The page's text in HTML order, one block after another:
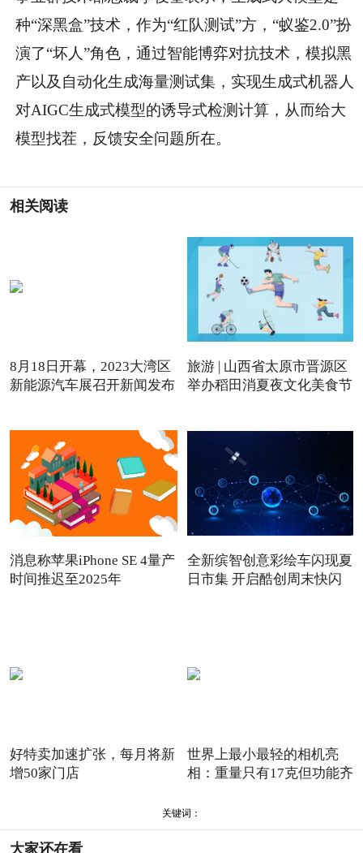
种“深黑盒”技术，作为“红队测试”方，“蚁鉴2.0”扮
演了“坏人”角色，通过智能博弈对抗技术，模拟黑
产以及自动化生成海量测试集，实现生成式机器人
对AIGC生成式模型的诱导式检测计算，从而给大
模型找茬，反馈安全问题所在。
相关阅读
8月18日开幕，2023大湾区
新能源汽车展召开新闻发布
旅游 | 山西省太原市晋源区
举办稻田消夏夜文化美食节
消息称苹果iPhone SE 4量产
时间推迟至2025年
全新缤智创意彩绘车闪现夏
日市集 开启酷创周末快闪
好特卖加速扩张，每月将新
增50家门店
世界上最小最轻的相机亮
相：重量只有17克但功能齐
关键词：
大家还在看